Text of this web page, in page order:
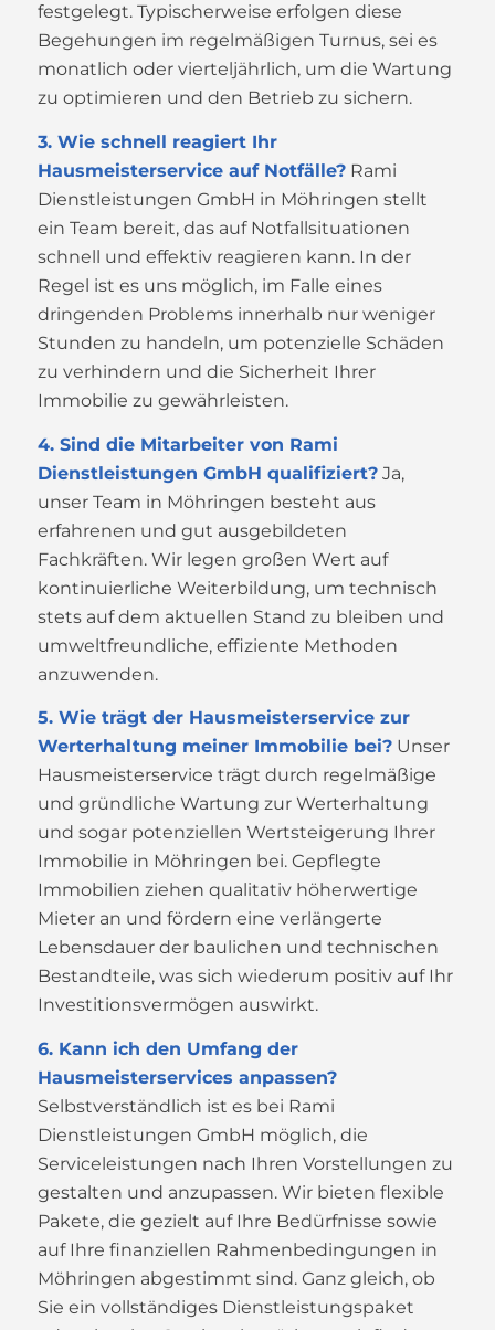
festgelegt. Typischerweise erfolgen diese
Begehungen im regelmäßigen Turnus, sei es
monatlich oder vierteljährlich, um die Wartung
zu optimieren und den Betrieb zu sichern.
3. Wie schnell reagiert Ihr
Hausmeisterservice auf Notfälle?Rami
Dienstleistungen GmbH in Möhringen stellt
ein Team bereit, das auf Notfallsituationen
schnell und effektiv reagieren kann. In der
Regel ist es uns möglich, im Falle eines
dringenden Problems innerhalb nur weniger
Stunden zu handeln, um potenzielle Schäden
zu verhindern und die Sicherheit Ihrer
Immobilie zu gewährleisten.
4. Sind die Mitarbeiter von Rami
Dienstleistungen GmbH qualifiziert?Ja,
unser Team in Möhringen besteht aus
erfahrenen und gut ausgebildeten
Fachkräften. Wir legen großen Wert auf
kontinuierliche Weiterbildung, um technisch
stets auf dem aktuellen Stand zu bleiben und
umweltfreundliche, effiziente Methoden
anzuwenden.
5. Wie trägt der Hausmeisterservice zur
Werterhaltung meiner Immobilie bei?Unser
Hausmeisterservice trägt durch regelmäßige
und gründliche Wartung zur Werterhaltung
und sogar potenziellen Wertsteigerung Ihrer
Immobilie in Möhringen bei. Gepflegte
Immobilien ziehen qualitativ höherwertige
Mieter an und fördern eine verlängerte
Lebensdauer der baulichen und technischen
Bestandteile, was sich wiederum positiv auf Ihr
Investitionsvermögen auswirkt.
6. Kann ich den Umfang der
Hausmeisterservices anpassen?
Selbstverständlich ist es bei Rami
Dienstleistungen GmbH möglich, die
Serviceleistungen nach Ihren Vorstellungen zu
gestalten und anzupassen. Wir bieten flexible
Pakete, die gezielt auf Ihre Bedürfnisse sowie
auf Ihre finanziellen Rahmenbedingungen in
Möhringen abgestimmt sind. Ganz gleich, ob
Sie ein vollständiges Dienstleistungspaket